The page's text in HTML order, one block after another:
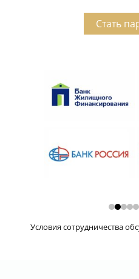
Стать
Условия сотрудничества